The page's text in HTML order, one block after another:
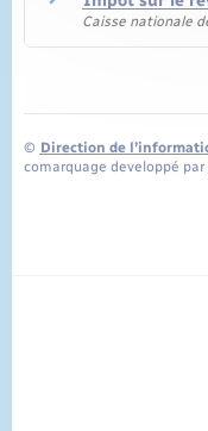
Caisse nationale
© Direction de
comarquage developpé par